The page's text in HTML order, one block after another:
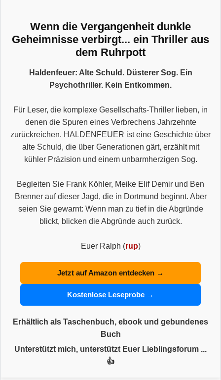
Wenn die Vergangenheit dunkle
Geheimnisse verbirgt... ein Thriller aus
dem Ruhrpott
Haldenfeuer: Alte Schuld. Düsterer Sog. Ein
Psychothriller. Kein Entkommen.
Für Leser, die komplexe Gesellschafts-Thriller lieben, in
denen die Spuren eines Verbrechens Jahrzehnte
zurückreichen. HALDENFEUER ist eine Geschichte über
alte Schuld, die über Generationen gärt, erzählt mit
kühler Präzision und einem unbarmherzigen Sog.
Begleiten Sie Frank Köhler, Meike Elif Demir und Ben
Brenner auf dieser Jagd, die in Dortmund beginnt. Aber
seien Sie gewarnt: Wenn man zu tief in die Abgründe
blickt, blicken die Abgründe auch zurück.
Euer Ralph (rup)
Jetzt auf Amazon entdecken →
Kostenlose Leseprobe →
Erhältlich als Taschenbuch, ebook und gebundenes
Buch
Unterstützt mich, unterstützt Euer Lieblingsforum ...
👍